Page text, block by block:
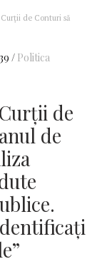
de Conturi să
Politica
de
de